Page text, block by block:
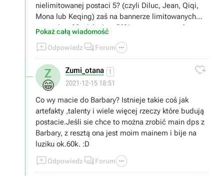
nielimitowanej postaci 5? (czyli Diluc, Jean, Qiqi,
Mona lub Keqing) zaś na bannerze limitowanych
postaci za 90 wishy jest 50% szans na postać
limitowaną i 50% na jedną z nielimitowanych. Na
180 wishy na bannerze limitowanym jest 100%
szansy trafienia postaci limitowanej. Losowanie
postsci w genshin to prosty mechanizm gacha i to w
jakim miejscu lub w jaki sposób robi się wishe nic
nie zmienia
Pokaż całą wiadomość
Odpowiedz  Forum 
Z
😁
Zumi_otana 1
2021-12-15 18:51

Co wy macie do Barbary? Istnieje takie coś jak
artefakty ,talenty i wiele więcej rzeczy które budują
postacie.Jeśli sie chce to można zrobić main dps z
Barbary, z resztą ona jest moim mainem i bije na
luziku ok.60k. :D
Odpowiedz  Forum 